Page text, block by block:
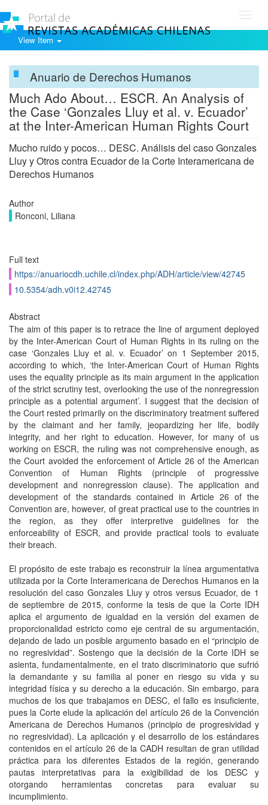
View Item
Anuario de Derechos Humanos
Much Ado About… ESCR. An Analysis of
the Case ‘Gonzales Lluy et al. v. Ecuador’
at the Inter-American Human Rights Court
Mucho ruido y pocos… DESC. Análisis del caso Gonzales
Lluy y Otros contra Ecuador de la Corte Interamericana de
Derechos Humanos
Author
Ronconi, Liliana
Full text
https://anuariocdh.uchile.cl/index.php/ADH/article/view/42745
10.5354/adh.v0i12.42745
Abstract
The aim of this paper is to retrace the line of argument deployed
by the Inter-American Court of Human Rights in its ruling on the
case ‘Gonzales Lluy et al. v. Ecuador’ on 1 September 2015,
according to which, ‘the Inter-American Court of Human Rights
uses the equality principle as its main argument in the application
of the strict scrutiny test, overlooking the use of the nonregression
principle as a potential argument’. I suggest that the decision of
the Court rested primarily on the discriminatory treatment suffered
by the claimant and her family, jeopardizing her life, bodily
integrity, and her right to education. However, for many of us
working on ESCR, the ruling was not comprehensive enough, as
the Court avoided the enforcement of Article 26 of the American
Convention of Human Rights (principle of progressive
development and nonregression clause). The application and
development of the standards contained in Article 26 of the
Convention are, however, of great practical use to the countries in
the region, as they offer interpretive guidelines for the
enforceability of ESCR, and provide practical tools to evaluate
their breach.
El propósito de este trabajo es reconstruir la línea argumentativa
utilizada por la Corte Interamericana de Derechos Humanos en la
resolución del caso Gonzales Lluy y otros versus Ecuador, de 1
de septiembre de 2015, conforme la tesis de que la Corte IDH
aplica el argumento de igualdad en la versión del examen de
proporcionalidad estricto como eje central de su argumentación,
dejando de lado un posible argumento basado en el “principio de
no regresividad”. Sostengo que la decisión de la Corte IDH se
asienta, fundamentalmente, en el trato discriminatorio que sufrió
la demandante y su familia al poner en riesgo su vida y su
integridad física y su derecho a la educación. Sin embargo, para
muchos de los que trabajamos en DESC, el fallo es insuficiente,
pues la Corte elude la aplicación del artículo 26 de la Convención
Americana de Derechos Humanos (principio de progresividad y
no regresividad). La aplicación y el desarrollo de los estándares
contenidos en el artículo 26 de la CADH resultan de gran utilidad
práctica para los diferentes Estados de la región, generando
pautas interpretativas para la exigibilidad de los DESC y
otorgando herramientas concretas para evaluar su
incumplimiento.